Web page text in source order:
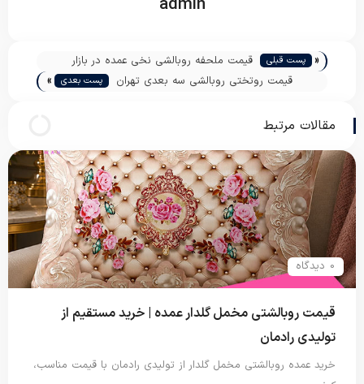
« پست قبلی
قیمت ملحفه روبالشی نخی عمده در بازار
قیمت روتختی روبالشی سه بعدی تهران
پست بعدی »
مقالات مرتبط
0 دیدگاه
قیمت روبالشتی مخمل گلدار عمده | خرید مستقیم از
تولیدی رادمان
خرید عمده روبالشتی مخمل گلدار از تولیدی رادمان با قیمت مناسب،